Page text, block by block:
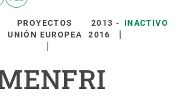
PROYECTOS
UNIÓN EUROPEA
2013 -
2016
INACTIVO